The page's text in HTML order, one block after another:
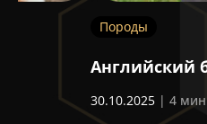
Английский бульдог
30.10.2025 | 4 мин. чтение